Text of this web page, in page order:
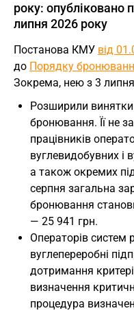
року:
липня 2026 року
Постанова КМУ від
до Порядку
Зокрема, нею з 3 липня
Розширили винятки
бронювання. Її не
працівників
вуглевидобувних і
а також окремих
серпня загальна
бронювання
— 25 941 грн.
Операторів систем
вуглепереробні
дотримання
визначення
процедура